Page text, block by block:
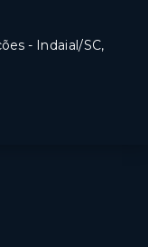
- Indaial/SC,